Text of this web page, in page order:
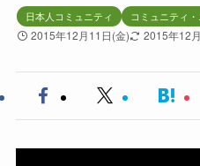
日本人コミュニティ コミュニティ
2015年12月11日(金) 2015年12